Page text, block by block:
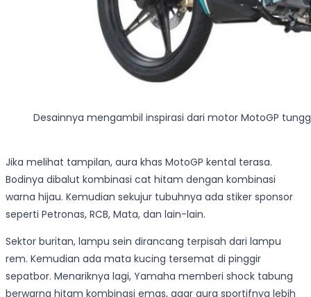
Desainnya mengambil inspirasi dari motor MotoGP
Jika melihat tampilan, aura khas MotoGP kental terasa.
Bodinya dibalut kombinasi cat hitam dengan kombinasi
warna hijau. Kemudian sekujur tubuhnya ada stiker sponsor
seperti Petronas, RCB, Mata, dan lain-lain.
Sektor buritan, lampu sein dirancang terpisah dari lampu
rem. Kemudian ada mata kucing tersemat di pinggir
sepatbor. Menariknya lagi, Yamaha memberi shock tabung
berwarna hitam kombinasi emas, agar aura sportifnya lebih